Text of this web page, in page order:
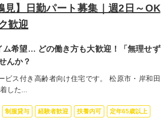
見】日勤パート募集｜週2日～OK
歓迎
希望… どの働き方も大歓迎！「無理せず
んか？
ビス付き高齢者向け住宅です。 松原市・岸和田
した...
制服貸与 経験者歓迎 扶養内可 定年65歳以上